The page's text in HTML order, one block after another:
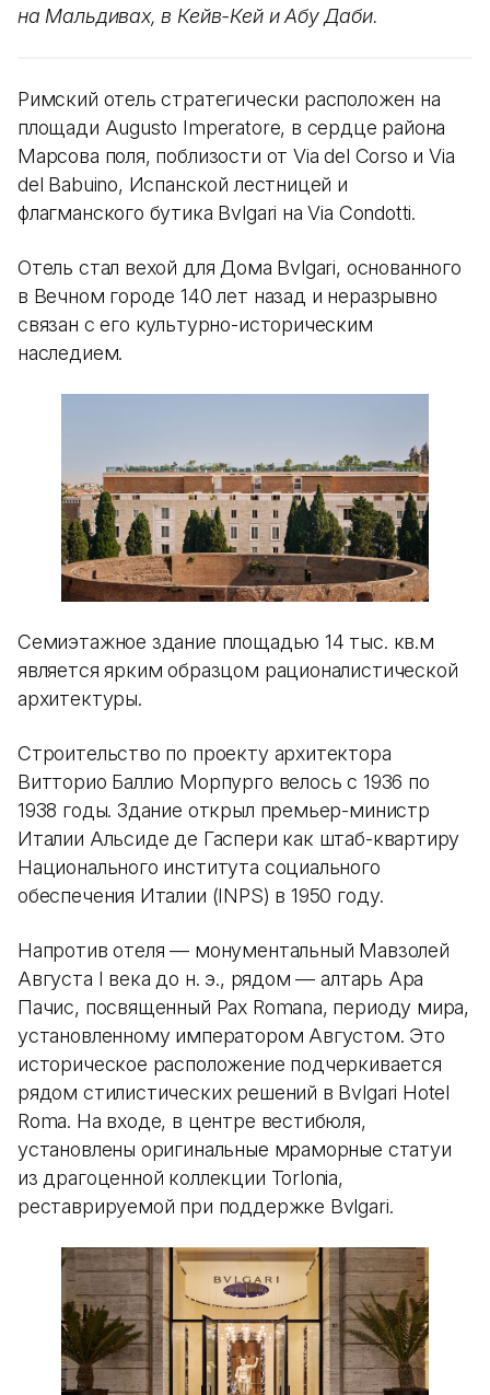
на Мальдивах, в Кейв-Кей и Абу Даби.
Римский отель стратегически расположен на
площади Augusto Imperatore, в сердце района
Марсова поля, поблизости от Via del Corso и Via
del Babuino, Испанской лестницей и
флагманского бутика Bvlgari на Via Condotti.
Отель стал вехой для Дома Bvlgari, основанного
в Вечном городе 140 лет назад и неразрывно
связан с его культурно-историческим
наследием.
Семиэтажное здание площадью 14 тыс. кв.м
является ярким образцом рационалистической
архитектуры.
Строительство по проекту архитектора
Витторио Баллио Морпурго велось с 1936 по
1938 годы. Здание открыл премьер-министр
Италии Альсиде де Гаспери как штаб-квартиру
Национального института социального
обеспечения Италии (INPS) в 1950 году.
Напротив отеля — монументальный Мавзолей
Августа I века до н. э., рядом — алтарь Ара
Пачис, посвященный Pax Romana, периоду мира,
установленному императором Августом. Это
историческое расположение подчеркивается
рядом стилистических решений в Bvlgari Hotel
Roma. На входе, в центре вестибюля,
установлены оригинальные мраморные статуи
из драгоценной коллекции Torlonia,
реставрируемой при поддержке Bvlgari.